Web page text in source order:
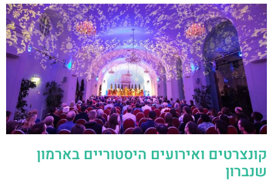
קונצרטים ואירועים היסטוריים בארמון
שנברון